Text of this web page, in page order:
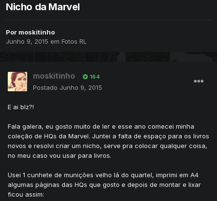
Nicho da Marvel
Por moskitinho
Junho 9, 2015 em Fotos RL
moskitinho 164
Postado Junho 9, 2015
E ai blz?!
Fala galera, eu gosto muito de ler e esse ano comecei minha
coleção de HQs da Marvel. Juntei a falta de espaço para os livros
novos e resolvi criar um nicho, serve pra colocar qualquer coisa,
no meu caso vou usar para livros.
Usei 1 cunhete de munições velho lá do quartel, imprimi em A4
algumas páginas das HQs que gosto e depois de montar e lixar
ficou assim: